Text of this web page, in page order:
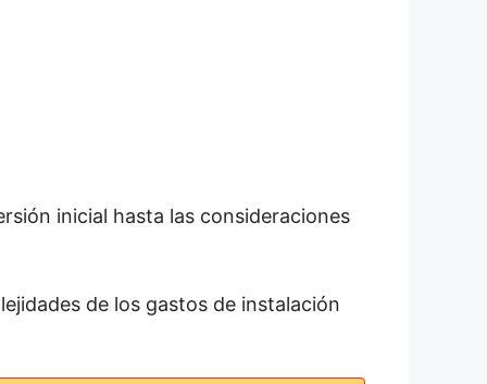
inicial hasta las consideraciones
de los gastos de instalación